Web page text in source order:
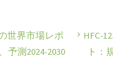
世界市場レポ
予測2024-2030
HFC-
ト：